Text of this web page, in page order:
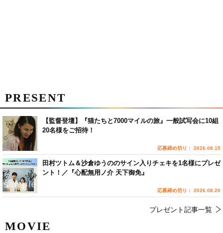
MOVIE
PRESENT
【監督登壇】『猫たちと7000マイルの旅』一般試写会に10組
20名様をご招待！
応募締め切り： 2026.08.15
田村ツトム＆沙倉ゆうののサイン入りチェキを1名様にプレゼ
ント！／『心配無用ノ介 天下御免』
応募締め切り： 2026.08.20
プレゼント記事一覧